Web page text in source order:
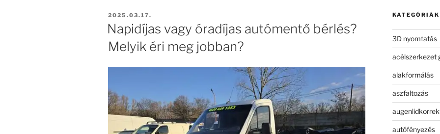
BEKÜLDVE:
2025.03.17.
Napidíjas vagy óradíjas autómentő bérlés?
Melyik éri meg jobban?
KATEGÓRIÁK
3D nyomtatás
acélszerkezet
alakformálás
aszfaltozás
autófényezés